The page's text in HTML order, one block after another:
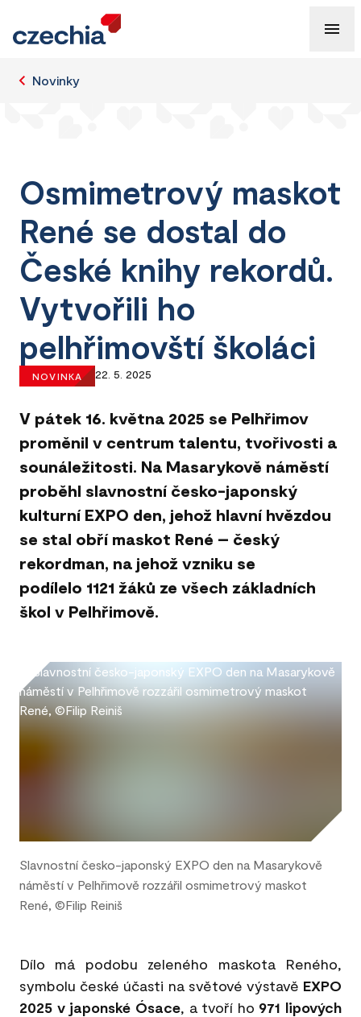
Novinky
Osmimetrový maskot
René se dostal do
České knihy rekordů.
Vytvořili ho
pelhřimovští školáci
NOVINKA 22. 5. 2025
V pátek 16. května 2025 se Pelhřimov
proměnil v centrum talentu, tvořivosti a
sounáležitosti. Na Masarykově náměstí
proběhl slavnostní česko-japonský
kulturní EXPO den, jehož hlavní hvězdou
se stal obří maskot René – český
rekordman, na jehož vzniku se
podílelo 1121 žáků ze všech základních
škol v Pelhřimově.
Slavnostní česko-japonský EXPO den na Masarykově
náměstí v Pelhřimově rozzářil osmimetrový maskot
René, ©Filip Reiniš
Dílo má podobu zeleného maskota Reného,
symbolu české účasti na světové výstavě EXPO
2025 v japonské Ósace, a tvoří ho 971 lipových